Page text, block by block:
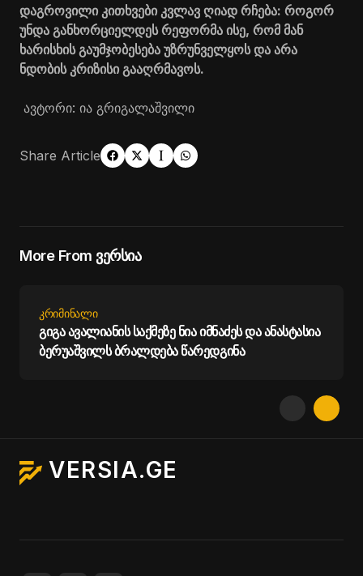
დაგროვილი კითხვები კვლავ ღიად რჩება: როგორ
უნდა განხორციელდეს რეფორმა ისე, რომ მან
ხარისხის გაუმჯობესება უზრუნველყოს და არა
ნდობის კრიზისი გააღრმავოს.
ავტორი: ია გრიგალაშვილი
Share Article
More From ვერსია
ᲙᲠᲘᲛᲘᲜᲐᲚᲘ
გიგა ავალიანის საქმეზე ნია იმნაძეს და ანასტასია
ბერუაშვილს ბრალდება წარედგინა
VERSIA.GE